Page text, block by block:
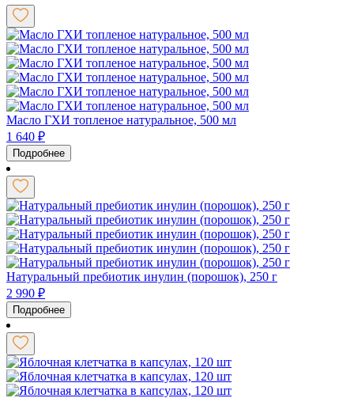
Масло ГХИ топленое натуральное, 500 мл
1 640 ₽
Подробнее
Натуральный пребиотик инулин (порошок), 250 г
2 990 ₽
Подробнее